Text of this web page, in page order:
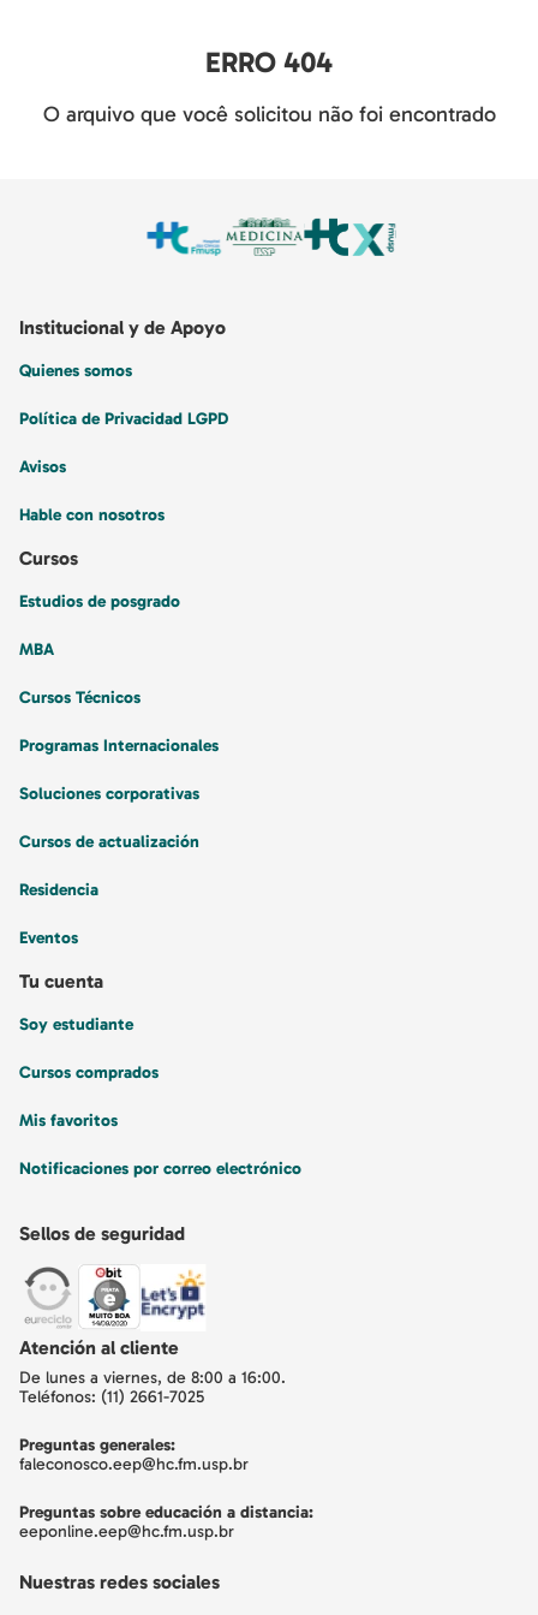
ERRO 404
O arquivo que você solicitou não foi encontrado
Institucional y de Apoyo
Quienes somos
Política de Privacidad LGPD
Avisos
Hable con nosotros
Cursos
Estudios de posgrado
MBA
Cursos Técnicos
Programas Internacionales
Soluciones corporativas
Cursos de actualización
Residencia
Eventos
Sellos de seguridad
Tu cuenta
Soy estudiante
Cursos comprados
Mis favoritos
Notificaciones por correo electrónico
Atención al cliente
De lunes a viernes, de 8:00 a 16:00.
Teléfonos: (11) 2661-7025
Preguntas generales:
faleconosco.eep@hc.fm.usp.br
Preguntas sobre educación a distancia:
eeponline.eep@hc.fm.usp.br
Nuestras redes sociales